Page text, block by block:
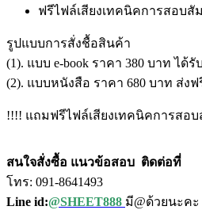
ฟรีไฟล์เสียงเทคนิคการสอบ
รูปแบบการสั่งชื้อสินค้า
(1). แบบ e-book ราคา 380 บาท ได้
(2). แบบหนังสือ ราคา 680 บาท ส่ง
!!!! แถมฟรีไฟล์เสียงเทคนิคการสอ
สนใจสั่งซื้อ แนวข้อสอบ ติดต่อที่
โทร: 091-8641493
Line id:@SHEET888 มี@ด้วยนะคะ